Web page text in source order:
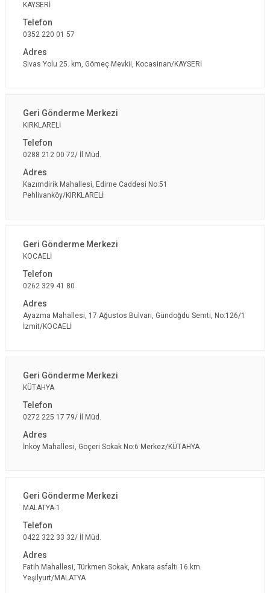
KAYSERİ
0352 220 01 57
Sivas Yolu 25. km, Gömeç Mevkii, Kocasinan/KAYSERİ
KIRKLARELİ
0288 212 00 72/ İl Müd.
Kazımdirik Mahallesi, Edirne Caddesi No:51
Pehlivanköy/KIRKLARELİ
KOCAELİ
0262 329 41 80
Ayazma Mahallesi, 17 Ağustos Bulvarı, Gündoğdu Semti, No:126/1
İzmit/KOCAELİ
KÜTAHYA
0272 225 17 79/ İl Müd.
İnköy Mahallesi, Göçeri Sokak No:6 Merkez/KÜTAHYA
MALATYA-1
0422 322 33 32/ İl Müd.
Fatih Mahallesi, Türkmen Sokak, Ankara asfaltı 16 km.
Yeşilyurt/MALATYA